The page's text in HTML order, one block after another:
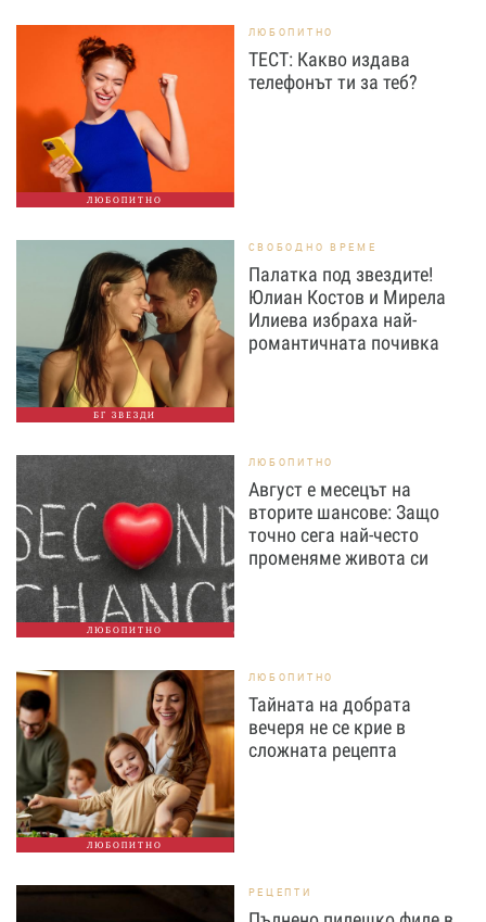
ЛЮБОПИТНО
ЛЮБОПИТНО
ТЕСТ: Какво издава
телефонът ти за теб?
БГ ЗВЕЗДИ
СВОБОДНО ВРЕМЕ
Палатка под звездите!
Юлиан Костов и Мирела
Илиева избраха най-
романтичната почивка
ЛЮБОПИТНО
ЛЮБОПИТНО
Август е месецът на
вторите шансове: Защо
точно сега най-често
променяме живота си
ЛЮБОПИТНО
ЛЮБОПИТНО
Тайната на добрата
вечеря не се крие в
сложната рецепта
РЕЦЕПТИ